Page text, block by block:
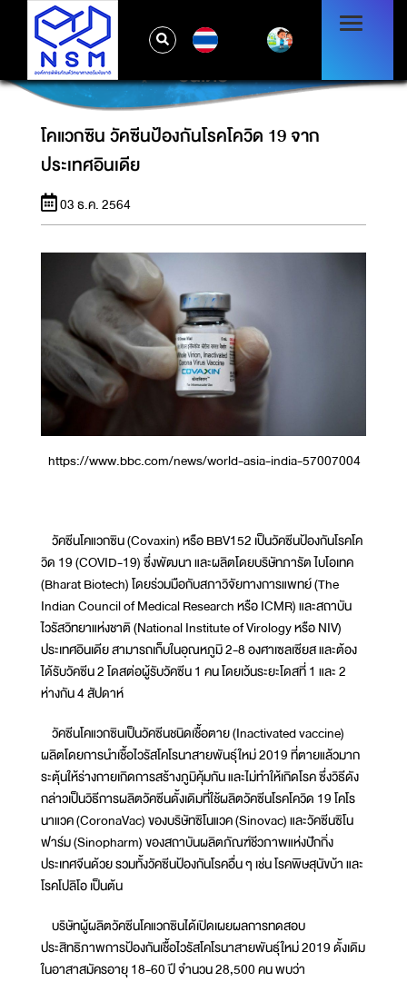
โคแวกซิน วัคซีนป้องกันโรคโควิด 19 จากประเทศ
อินเดีย
โคแวกซิน วัคซีนป้องกันโรคโควิด 19 จาก
ประเทศอินเดีย
03 ธ.ค. 2564
https://www.bbc.com/news/world-asia-india-57007004
วัคซีนโคแวกซิน (Covaxin) หรือ BBV152 เป็นวัคซีนป้องกันโรคโค
วิด 19 (COVID-19) ซึ่งพัฒนา และผลิตโดยบริษัทภารัต ไบโอเทค
(Bharat Biotech) โดยร่วมมือกับสภาวิจัยทางการแพทย์ (The
Indian Council of Medical Research หรือ ICMR) และสถาบัน
ไวรัสวิทยาแห่งชาติ (National Institute of Virology หรือ NIV)
ประเทศอินเดีย สามารถเก็บในอุณหภูมิ 2-8 องศาเซลเซียส และต้อง
ได้รับวัคซีน 2 โดสต่อผู้รับวัคซีน 1 คน โดยเว้นระยะโดสที่ 1 และ 2
ห่างกัน 4 สัปดาห์
วัคซีนโคแวกซินเป็นวัคซีนชนิดเชื้อตาย (Inactivated vaccine)
ผลิตโดยการนำเชื้อไวรัสโคโรนาสายพันธุ์ใหม่ 2019 ที่ตายแล้วมาก
ระตุ้นให้ร่างกายเกิดการสร้างภูมิคุ้มกัน และไม่ทำให้เกิดโรค ซึ่งวิธีดัง
กล่าวเป็นวิธีการผลิตวัคซีนดั้งเดิมที่ใช้ผลิตวัคซีนโรคโควิด 19 โคโร
นาแวค (CoronaVac) ของบริษัทซิโนแวค (Sinovac) และวัคซีนซิโน
ฟาร์ม (Sinopharm) ของสถาบันผลิตภัณฑ์ชีวภาพแห่งปักกิ่ง
ประเทศจีนด้วย รวมทั้งวัคซีนป้องกันโรคอื่น ๆ เช่น โรคพิษสุนัขบ้า และ
โรคโปลิโอ เป็นต้น
บริษัทผู้ผลิตวัคซีนโคแวกซินได้เปิดเผยผลการทดสอบ
ประสิทธิภาพการป้องกันเชื้อไวรัสโคโรนาสายพันธุ์ใหม่ 2019 ดั้งเดิม
ในอาสาสมัครอายุ 18-60 ปี จำนวน 28,500 คน พบว่า